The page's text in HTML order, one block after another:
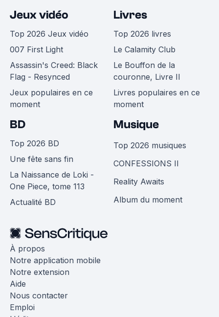
Jeux vidéo
Top 2026 Jeux vidéo
007 First Light
Assassin's Creed: Black
Flag - Resynced
Jeux populaires en ce
moment
Livres
Top 2026 livres
Le Calamity Club
Le Bouffon de la
couronne, Livre II
Livres populaires en ce
moment
BD
Top 2026 BD
Une fête sans fin
La Naissance de Loki -
One Piece, tome 113
Actualité BD
Musique
Top 2026 musiques
CONFESSIONS II
Reality Awaits
Album du moment
À propos
Notre application mobile
Notre extension
Aide
Nous contacter
Emploi